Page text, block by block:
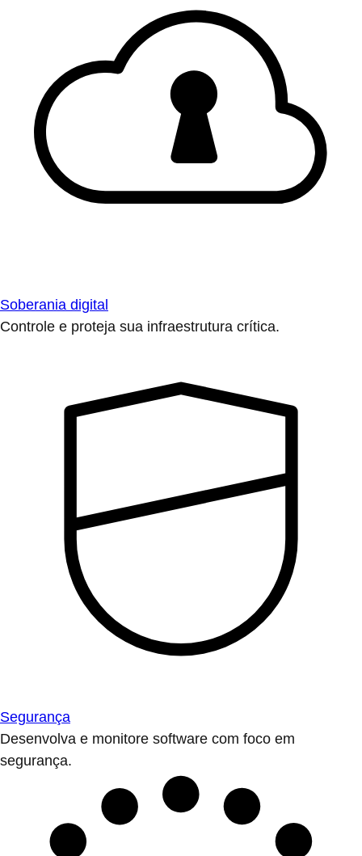
Soberania digital
Controle e proteja sua infraestrutura crítica.
Segurança
Desenvolva e monitore software com foco em
segurança.